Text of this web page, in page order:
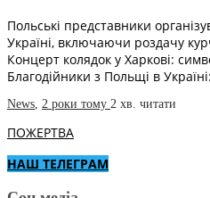
Польські представники
Україні, включаючи роздачу
Концерт колядок у Харкові:
Благодійники з Польщі в
News, 2 роки тому 2 хв. читати
ПОЖЕРТВА
НАШ ТЕЛЕГРАМ